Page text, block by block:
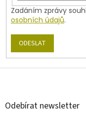
Zadáním zprávy
osobních údajů.
ODESLAT
Z
Odebírat newsletter